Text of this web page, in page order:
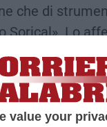
value your
che di
Sorical». Lo
della
invita alle
Uiltec Uil in